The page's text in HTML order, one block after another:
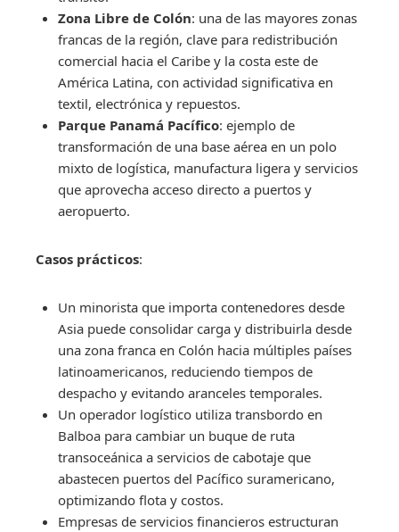
Zona Libre de Colón: una de las mayores zonas
francas de la región, clave para redistribución
comercial hacia el Caribe y la costa este de
América Latina, con actividad significativa en
textil, electrónica y repuestos.
Parque Panamá Pacífico: ejemplo de
transformación de una base aérea en un polo
mixto de logística, manufactura ligera y servicios
que aprovecha acceso directo a puertos y
aeropuerto.
Casos prácticos:
Un minorista que importa contenedores desde
Asia puede consolidar carga y distribuirla desde
una zona franca en Colón hacia múltiples países
latinoamericanos, reduciendo tiempos de
despacho y evitando aranceles temporales.
Un operador logístico utiliza transbordo en
Balboa para cambiar un buque de ruta
transoceánica a servicios de cabotaje que
abastecen puertos del Pacífico suramericano,
optimizando flota y costos.
Empresas de servicios financieros estructuran